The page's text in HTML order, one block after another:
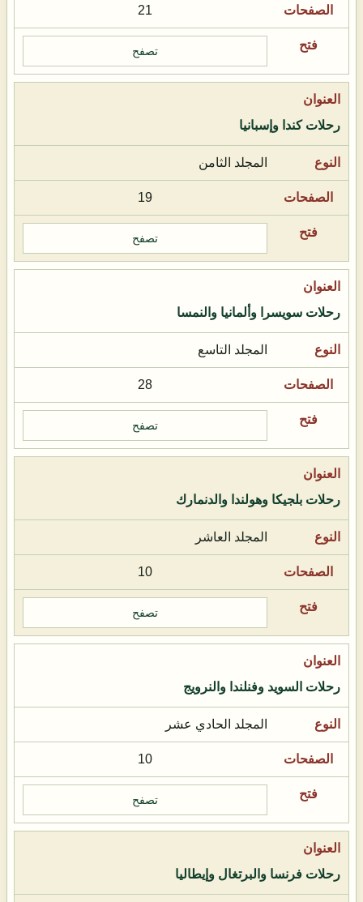
21
تصفح
رحلات كندا وإسبانيا
المجلد الثامن
19
تصفح
رحلات سويسرا وألمانيا والنمسا
المجلد التاسع
28
تصفح
رحلات بلجيكا وهولندا والدنمارك
المجلد العاشر
10
تصفح
رحلات السويد وفنلندا والنرويج
المجلد الحادي عشر
10
تصفح
رحلات فرنسا والبرتغال وإيطاليا